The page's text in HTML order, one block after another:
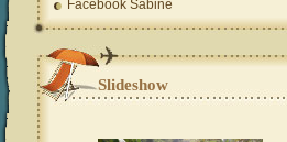
Facebook Sabine
Slideshow